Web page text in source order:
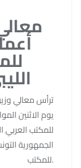
ترأس معالي
للمكتب العربي
الجمهورية
للمكتب.